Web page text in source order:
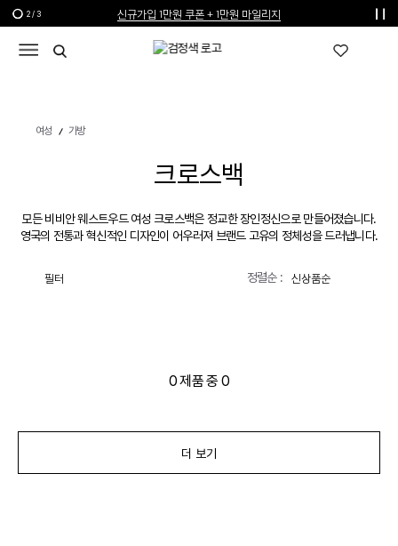
신규가입 1만원 쿠폰 + 1만원 마일리지
선물 포장재 제공 서비스
2 / 3
여성 가방
크로스백
모든 비비안 웨스트우드 여성 크로스백은 정교한 장인정신으로 만들어졌습니다.
영국의 전통과 혁신적인 디자인이 어우러져 브랜드 고유의 정체성을 드러냅니다.
필터 정렬순 :
0제품 중 0
더 보기